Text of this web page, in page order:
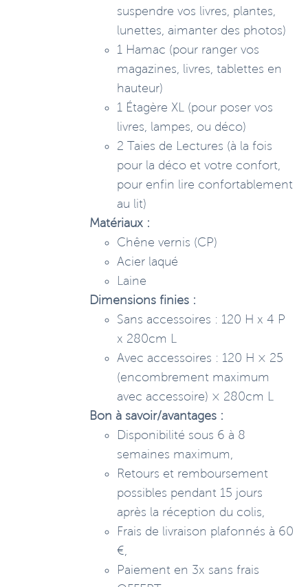
suspendre vos livres, plantes,
lunettes, aimanter des photos)
1 Hamac (pour ranger vos
magazines, livres, tablettes en
hauteur)
1 Étagère XL (pour poser vos
livres, lampes, ou déco)
2 Taies de Lectures (à la fois
pour la déco et votre confort,
pour enfin lire confortablement
au lit)
Matériaux :
Chêne vernis (CP)
Acier laqué
Laine
Dimensions finies :
Sans accessoires : 120 H x 4 P
x 280cm L
Avec accessoires : 120 H × 25
(encombrement maximum
avec accessoire) × 280cm L
Bon à savoir/avantages :
Disponibilité sous 6 à 8
semaines maximum,
Retours et remboursement
possibles pendant 15 jours
après la réception du colis,
Frais de livraison plafonnés à 60
€,
Paiement en 3x sans frais